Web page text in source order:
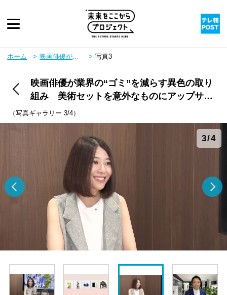
ピックアップ
twitter youtube instagram rss
ホーム 映画俳優が業界の“ゴミ”を減らす異色の取り組み 美術セットを意外なものにアップサイクル 写真3
映画俳優が業界の“ゴミ”を減らす異色の取り
組み 美術セットを意外なものにアップサイ
クル
（写真ギャラリー 3/4）
3/4